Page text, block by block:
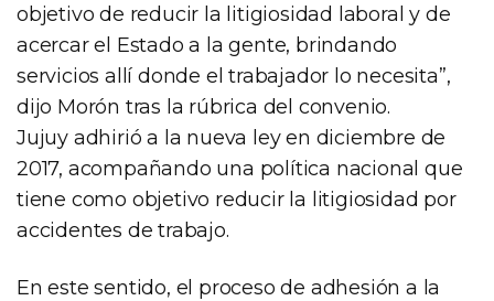
objetivo de reducir la litigiosidad laboral y de
acercar el Estado a la gente, brindando
servicios allí donde el trabajador lo necesita”,
dijo Morón tras la rúbrica del convenio.
Jujuy adhirió a la nueva ley en diciembre de
2017, acompañando una política nacional que
tiene como objetivo reducir la litigiosidad por
accidentes de trabajo.
En este sentido, el proceso de adhesión a la